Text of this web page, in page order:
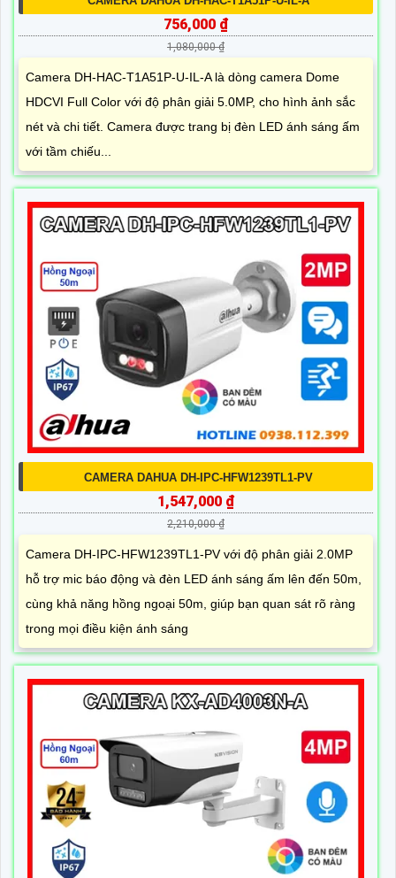
756,000 ₫
1,080,000 ₫
Camera DH-HAC-T1A51P-U-IL-A là dòng camera Dome
HDCVI Full Color với độ phân giải 5.0MP, cho hình ảnh sắc
nét và chi tiết. Camera được trang bị đèn LED ánh sáng ấm
với tầm chiếu...
CAMERA DAHUA DH-IPC-HFW1239TL1-PV
1,547,000 ₫
2,210,000 ₫
Camera DH-IPC-HFW1239TL1-PV với độ phân giải 2.0MP
hỗ trợ mic báo động và đèn LED ánh sáng ấm lên đến 50m,
cùng khả năng hồng ngoại 50m, giúp bạn quan sát rõ ràng
trong mọi điều kiện ánh sáng